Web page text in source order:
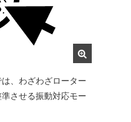
、わざわざローター
させる振動対応モー